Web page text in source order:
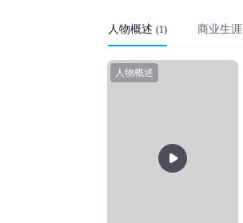
人物概述 (1) 商业生涯
人物概述